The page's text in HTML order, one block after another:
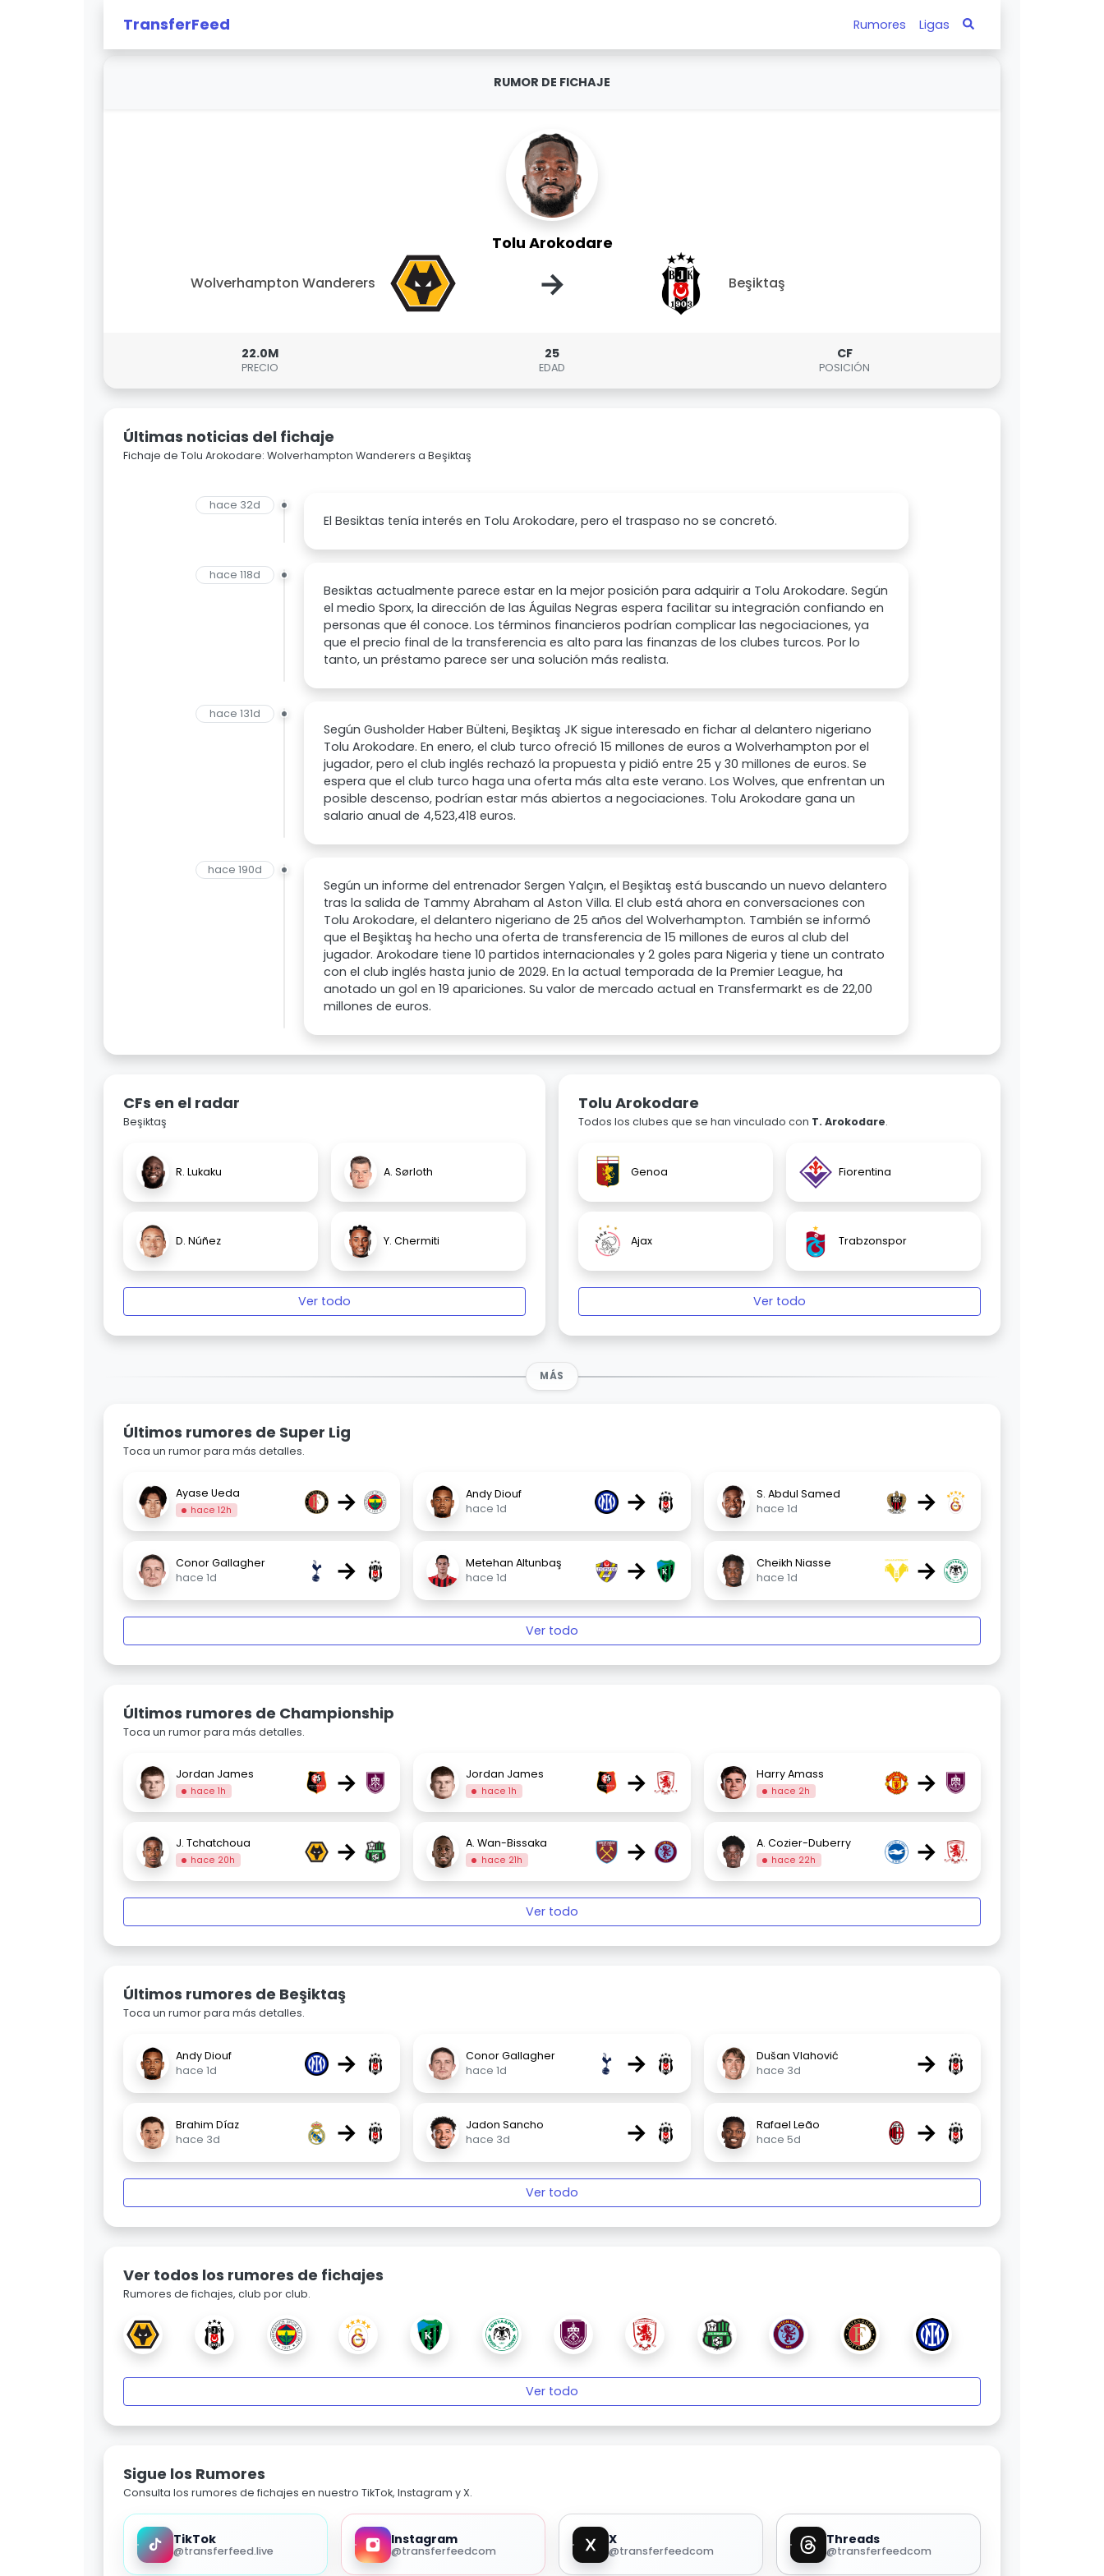
TransferFeed Rumores Ligas
RUMOR DE FICHAJE
Tolu Arokodare
Wolverhampton Wanderers → Beşiktaş
22.0M
PRECIO
25
EDAD
CF
POSICIÓN
Últimas noticias del fichaje
Fichaje de Tolu Arokodare: Wolverhampton Wanderers a Beşiktaş
hace 32d
El Besiktas tenía interés en Tolu Arokodare, pero el traspaso no se concretó.
hace 118d
Besiktas actualmente parece estar en la mejor posición para adquirir a Tolu Arokodare. Según
el medio Sporx, la dirección de las Águilas Negras espera facilitar su integración confiando en
personas que él conoce. Los términos financieros podrían complicar las negociaciones, ya
que el precio final de la transferencia es alto para las finanzas de los clubes turcos. Por lo
tanto, un préstamo parece ser una solución más realista.
hace 131d
Según Gusholder Haber Bülteni, Beşiktaş JK sigue interesado en fichar al delantero nigeriano
Tolu Arokodare. En enero, el club turco ofreció 15 millones de euros a Wolverhampton por el
jugador, pero el club inglés rechazó la propuesta y pidió entre 25 y 30 millones de euros. Se
espera que el club turco haga una oferta más alta este verano. Los Wolves, que enfrentan un
posible descenso, podrían estar más abiertos a negociaciones. Tolu Arokodare gana un
salario anual de 4,523,418 euros.
hace 190d
Según un informe del entrenador Sergen Yalçın, el Beşiktaş está buscando un nuevo delantero
tras la salida de Tammy Abraham al Aston Villa. El club está ahora en conversaciones con
Tolu Arokodare, el delantero nigeriano de 25 años del Wolverhampton. También se informó
que el Beşiktaş ha hecho una oferta de transferencia de 15 millones de euros al club del
jugador. Arokodare tiene 10 partidos internacionales y 2 goles para Nigeria y tiene un contrato
con el club inglés hasta junio de 2029. En la actual temporada de la Premier League, ha
anotado un gol en 19 apariciones. Su valor de mercado actual en Transfermarkt es de 22,00
millones de euros.
CFs en el radar
Beşiktaş
R. Lukaku A. Sørloth
D. Núñez Y. Chermiti
Ver todo
Tolu Arokodare
Todos los clubes que se han vinculado con T. Arokodare.
Genoa Fiorentina
Ajax Trabzonspor
Ver todo
MÁS
Últimos rumores de Super Lig
Toca un rumor para más detalles.
Ayase Ueda
hace 12h →
Andy Diouf
hace 1d
→
S. Abdul Samed
hace 1d
→
Conor Gallagher
hace 1d
→
Metehan Altunbaş
hace 1d
→
Cheikh Niasse
hace 1d
→
Ver todo
Últimos rumores de Championship
Toca un rumor para más detalles.
Jordan James
hace 1h → Jordan James
hace 1h → Harry Amass
hace 2h →
J. Tchatchoua
hace 20h → A. Wan-Bissaka
hace 21h → A. Cozier-Duberry
hace 22h →
Ver todo
Últimos rumores de Beşiktaş
Toca un rumor para más detalles.
Andy Diouf
hace 1d
→
Conor Gallagher
hace 1d
→
Dušan Vlahović
hace 3d
→
Brahim Díaz
hace 3d
→
Jadon Sancho
hace 3d
→
Rafael Leão
hace 5d
→
Ver todo
Ver todos los rumores de fichajes
Rumores de fichajes, club por club.
Ver todo
Sigue los Rumores
Consulta los rumores de fichajes en nuestro TikTok, Instagram y X.
TikTok
@transferfeed.live
Instagram
@transferfeedcom
X
@transferfeedcom
Threads
@transferfeedcom